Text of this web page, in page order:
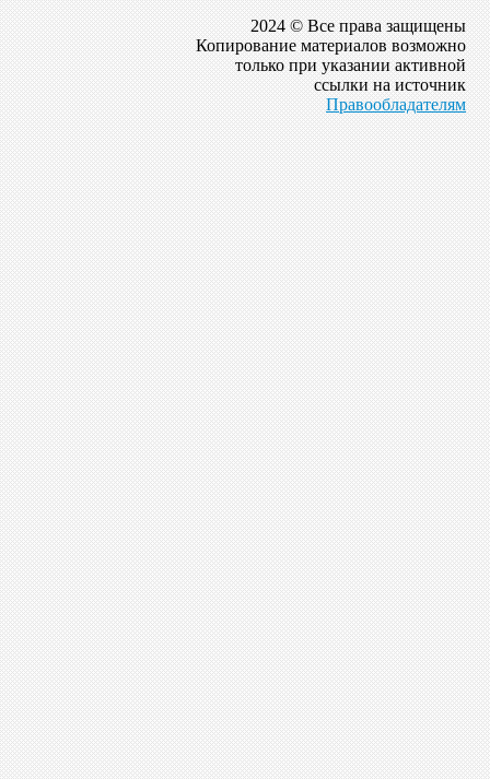
2024 © Все права защищены
Копирование материалов возможно
только при указании активной
ссылки на источник
Правообладателям